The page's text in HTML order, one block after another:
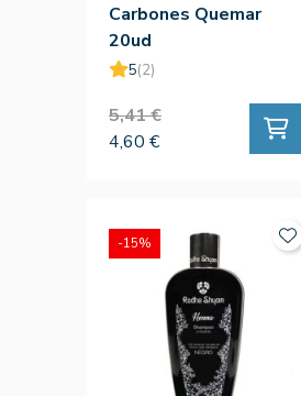
Carbones Quemar
20ud
5(2)
5,41 €
4,60 €
-15%